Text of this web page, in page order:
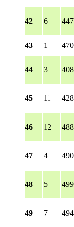
42 6 447
43 1 470
44 3 408
45 11 428
46 12 488
47 4 490
48 5 499
49 7 494